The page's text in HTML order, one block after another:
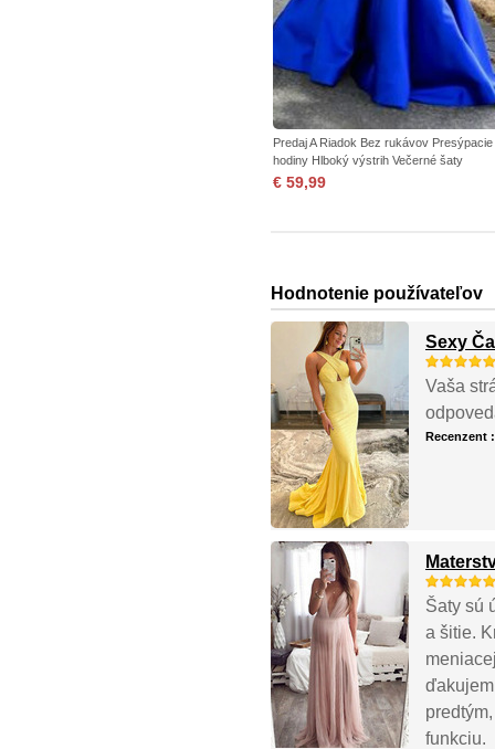
Predaj A Riadok Bez rukávov Presýpacie
hodiny Hlboký výstrih Večerné šaty
€ 59,99
Hodnotenie používateľov
Sexy
Vaša
Recenzent
Šaty sú
a šitie.
funkciu.